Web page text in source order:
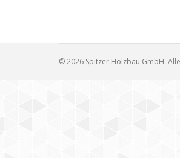
© 2026 Spitzer Holzbau GmbH.